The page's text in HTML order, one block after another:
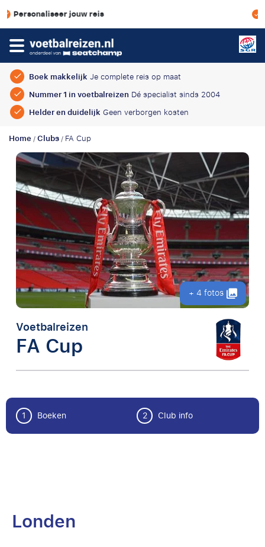
Scherpe prijzen & geen
Boek makkelijk Je complete reis op maat
Nummer 1 in voetbalreizen Dé specialist sinds 2004
Helder en duidelijk Geen verborgen kosten
Home/Clubs/FA Cup
+ 4 fotos
Voetbalreizen
FA Cup
1 Boeken 2 Club info
Londen